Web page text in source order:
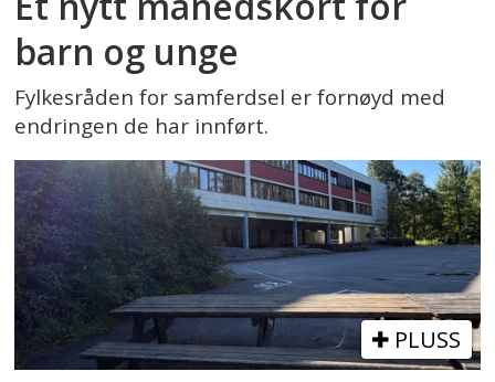
barn og unge
Fylkesråden for samferdsel er fornøyd med
endringen de har innført.
PLUSS